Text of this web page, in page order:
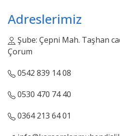
Adreslerimiz
Şube: Çepni Mah. Taşhan
Çorum
0542 839 14 08
0530 470 74 40
0364 213 64 01